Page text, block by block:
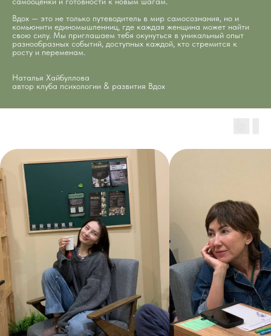
Вдох - пространство, где сливаются мудрость и энергия, а
каждое мероприятие или индивидуальная консультация — это
увлекательное путешествие чтобы познакомится с собой и
внешним миром.